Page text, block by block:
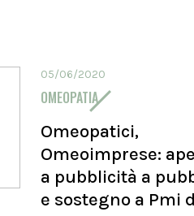
05/06/2020
OMEOPATIA
Omeopatici,
Omeoimprese:
a pubblicità a
e sostegno a Pmi